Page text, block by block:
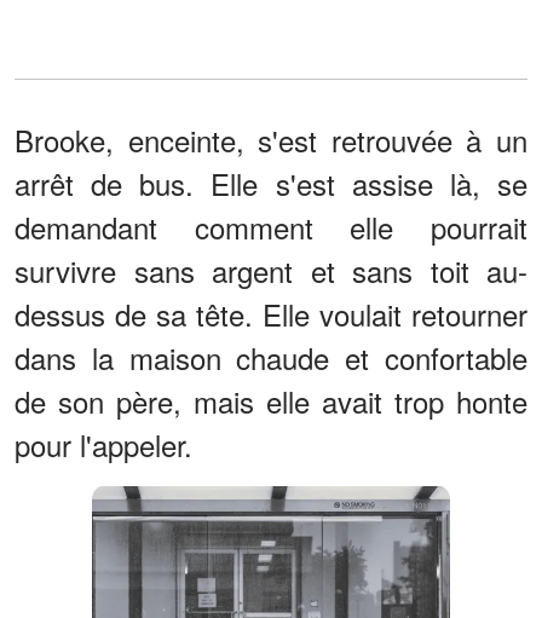
Brooke, enceinte, s'est retrouvée à un
arrêt de bus. Elle s'est assise là, se
demandant comment elle pourrait
survivre sans argent et sans toit au-
dessus de sa tête. Elle voulait retourner
dans la maison chaude et confortable
de son père, mais elle avait trop honte
pour l'appeler.